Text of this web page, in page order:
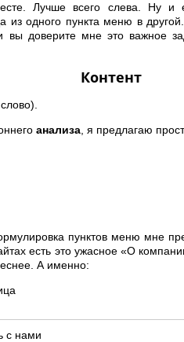
Лучше всего слева. Ну и
из одного пункта меню в
вы доверите мне это важное
Контент
анализа , я предлагаю
пунктов меню мне
есть это ужасное «О
А именно:
с нами